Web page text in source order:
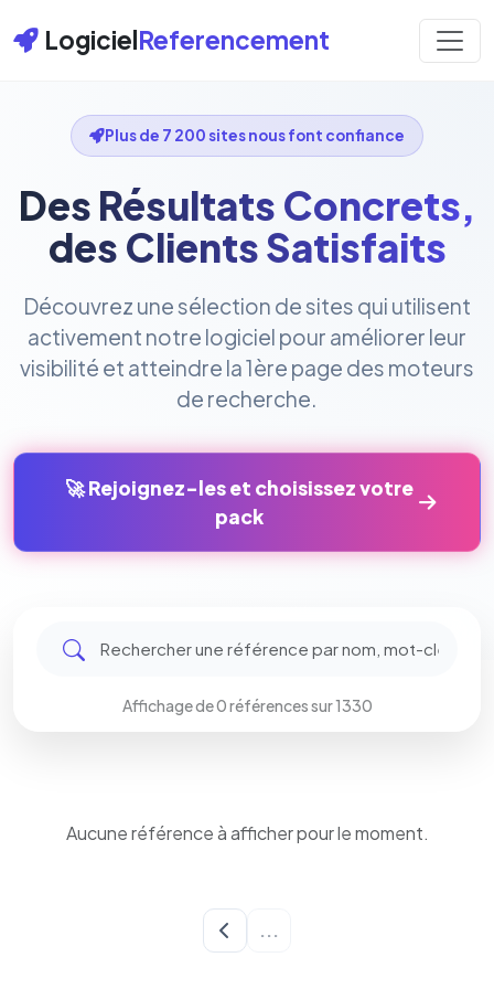
LogicielReferencement
Plus de 7 200 sites nous font confiance
Des Résultats Concrets,
des Clients Satisfaits
Découvrez une sélection de sites qui utilisent
activement notre logiciel pour améliorer leur
visibilité et atteindre la 1ère page des moteurs
de recherche.
🚀 Rejoignez-les et choisissez votre
pack
Affichage de 0 références sur 1330
Aucune référence à afficher pour le moment.
...